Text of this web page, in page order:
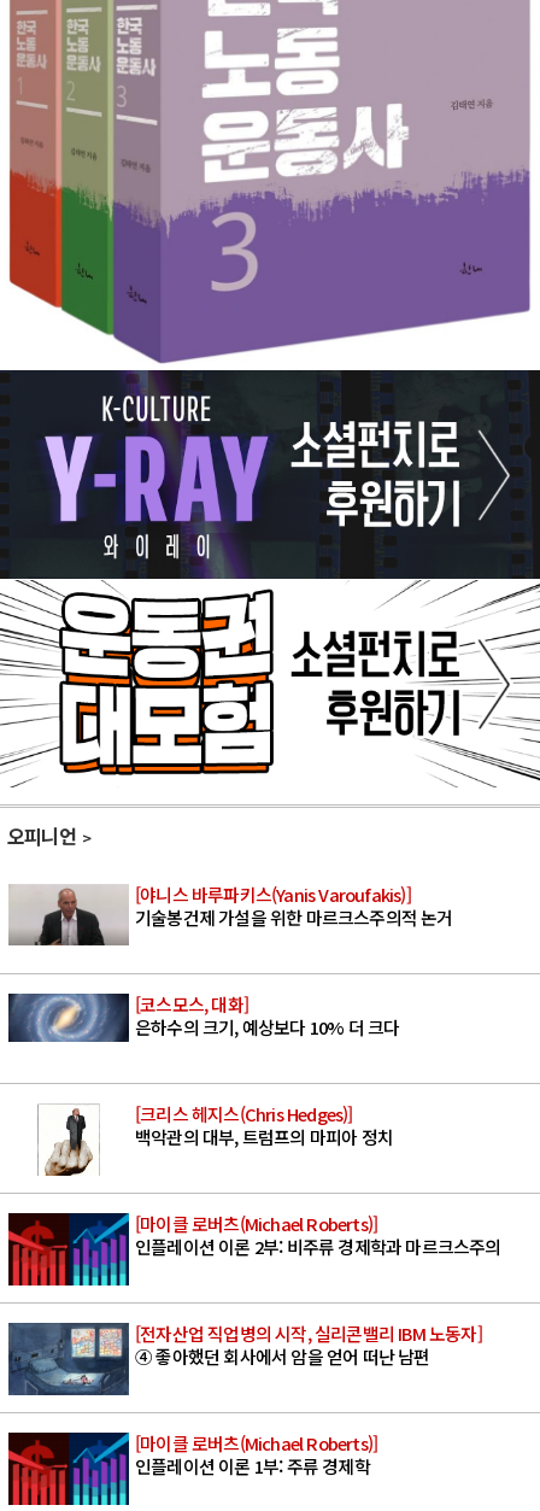
오피니언
[야니스 바루파키스(Yanis Varoufakis)]
기술봉건제 가설을 위한 마르크스주의적 논거
[코스모스, 대화]
은하수의 크기, 예상보다 10% 더 크다
[크리스 헤지스(Chris Hedges)]
백악관의 대부, 트럼프의 마피아 정치
[마이클 로버츠(Michael Roberts)]
인플레이션 이론 2부: 비주류 경제학과 마르크스주의
[전자산업 직업병의 시작, 실리콘밸리 IBM 노동자]
④ 좋아했던 회사에서 암을 얻어 떠난 남편
[마이클 로버츠(Michael Roberts)]
인플레이션 이론 1부: 주류 경제학